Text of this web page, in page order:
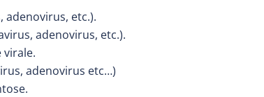
etc.).
adenovirus, etc.).
adenovirus etc…)